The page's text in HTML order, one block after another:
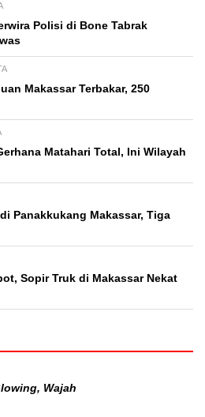
Polisi di Bone Tabrak
Makassar Terbakar, 250
Matahari Total, Ini Wilayah
Panakkukang Makassar, Tiga
Sopir Truk di Makassar Nekat
Wajah